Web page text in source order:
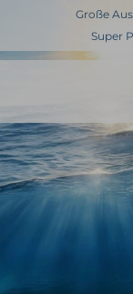
springen
Große
Super